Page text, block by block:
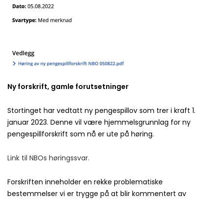
Ny forskrift, gamle forutsetninger
Stortinget har vedtatt ny pengespillov som trer i kraft 1.
januar 2023. Denne vil være hjemmelsgrunnlag for ny
pengespillforskrift som nå er ute på høring.
Link til NBOs høringssvar.
Forskriften inneholder en rekke problematiske
bestemmelser vi er trygge på at blir kommentert av